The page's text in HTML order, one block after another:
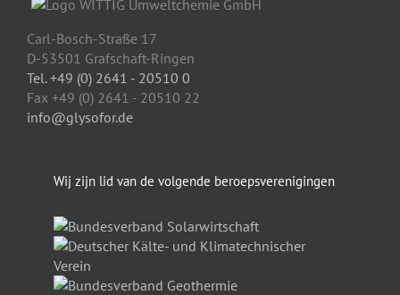
Carl-Bosch-Straße 17
D-53501 Grafschaft-Ringen
Tel. +49 (0) 2641 - 20510 0
Fax +49 (0) 2641 - 20510 22
info@glysofor.de
Wij zijn lid van de volgende beroepsverenigingen